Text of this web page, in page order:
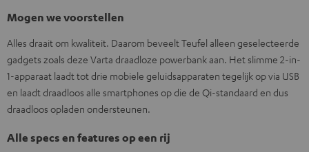
Mogen we voorstellen
Alles draait om kwaliteit. Daarom beveelt Teufel alleen geselecteerde
gadgets zoals deze Varta draadloze powerbank aan. Het slimme 2-in-
1-apparaat laadt tot drie mobiele geluidsapparaten tegelijk op via USB
en laadt draadloos alle smartphones op die de Qi-standaard en dus
draadloos opladen ondersteunen.
Alle specs en features op een rij